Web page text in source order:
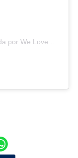
(@welovecarnaval)